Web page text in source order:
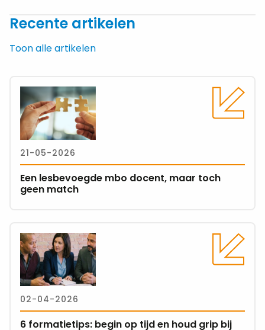
Messenger
Recente artikelen
Toon alle artikelen
21-05-2026
Een lesbevoegde mbo docent, maar toch
geen match
Lees
meer
over
Een
lesbevoegde
mbo
docent,
maar
toch
02-04-2026
6 formatietips: begin op tijd en houd grip bij
Lees
meer
over
formatietips:
begin
op